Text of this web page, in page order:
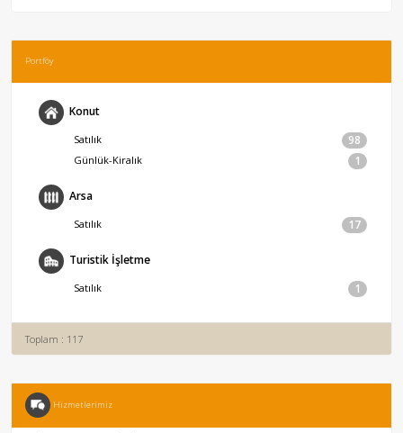
Portföy
Konut
Satılık 98
Günlük-Kiralık 1
Arsa
Satılık 17
Turistik İşletme
Satılık 1
Toplam : 117
Hizmetlerimiz